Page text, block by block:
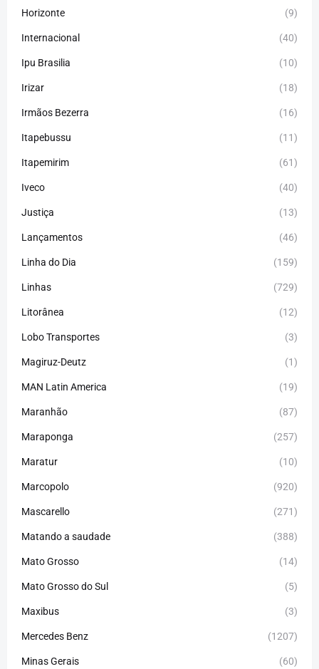
Horizonte (9)
Internacional (40)
Ipu Brasilia (10)
Irizar (18)
Irmãos Bezerra (16)
Itapebussu (11)
Itapemirim (61)
Iveco (40)
Justiça (13)
Lançamentos (46)
Linha do Dia (159)
Linhas (729)
Litorânea (12)
Lobo Transportes (3)
Magiruz-Deutz (1)
MAN Latin America (19)
Maranhão (87)
Maraponga (257)
Maratur (10)
Marcopolo (920)
Mascarello (271)
Matando a saudade (388)
Mato Grosso (14)
Mato Grosso do Sul (5)
Maxibus (3)
Mercedes Benz (1207)
Minas Gerais (60)